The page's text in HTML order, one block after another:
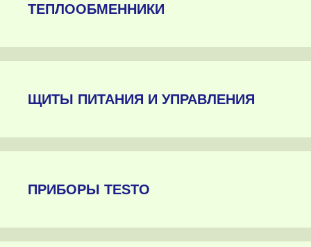
ТЕПЛООБМЕННИКИ
ЩИТЫ ПИТАНИЯ И УПРАВЛЕНИЯ
ПРИБОРЫ TESTO